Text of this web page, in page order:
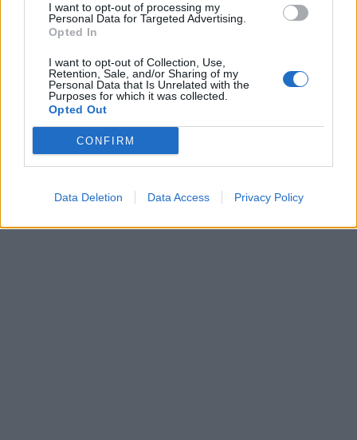
I want to opt-out of processing my
Personal Data for Targeted Advertising.
Opted In
I want to opt-out of Collection, Use,
Retention, Sale, and/or Sharing of my
Personal Data that Is Unrelated with the
Purposes for which it was collected.
Opted Out
CONFIRM
Data Deletion Data Access Privacy Policy
00:00 01:16
Leonardo Maria Del Vecchio dall'ex compagna
in ospedale. Le dichiarazioni ai giornalisti